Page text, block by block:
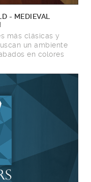
- MEDIEVAL
más clásicas y
un ambiente
en colores
buen gusto y